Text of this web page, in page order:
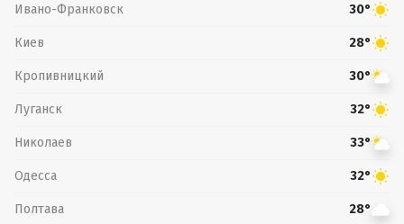
Ивано-Франковск 30°
Киев 28°
Кропивницкий 30°
Луганск 32°
Николаев 33°
Одесса 32°
Полтава 28°